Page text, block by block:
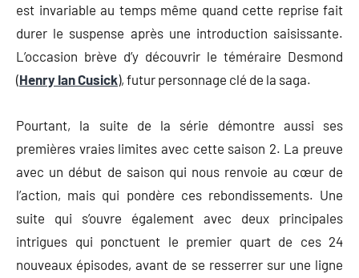
est invariable au temps même quand cette reprise fait
durer le suspense après une introduction saisissante.
L’occasion brève d’y découvrir le téméraire Desmond
(Henry Ian Cusick), futur personnage clé de la saga.
Pourtant, la suite de la série démontre aussi ses
premières vraies limites avec cette saison 2. La preuve
avec un début de saison qui nous renvoie au cœur de
l’action, mais qui pondère ces rebondissements. Une
suite qui s’ouvre également avec deux principales
intrigues qui ponctuent le premier quart de ces 24
nouveaux épisodes, avant de se resserrer sur une ligne